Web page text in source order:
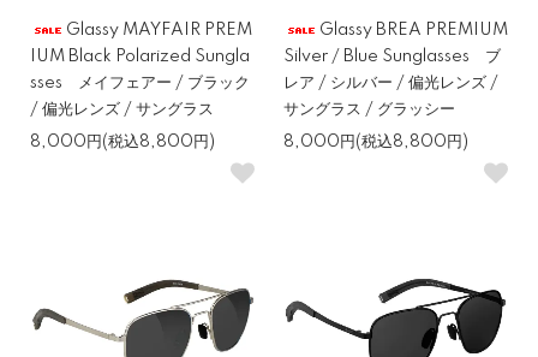
Glassy MAYFAIR PREM
IUM Black Polarized Sungla
sses メイフェアー / ブラック
/ 偏光レンズ / サングラス
8,000円(税込8,800円)
Glassy BREA PREMIUM
Silver / Blue Sunglasses ブ
レア / シルバー / 偏光レンズ /
サングラス / グラッシー
8,000円(税込8,800円)